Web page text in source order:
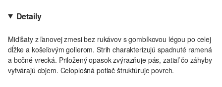
Detaily
Midišaty z ľanovej zmesi bez rukávov s gombíkovou légou po celej
dĺžke a košeľovým golierom. Strih charakterizujú spadnuté ramená
a bočné vrecká. Priložený opasok zvýrazňuje pás, zatiaľ čo záhyby
vytvárajú objem. Celoplošná potlač štruktúruje povrch.